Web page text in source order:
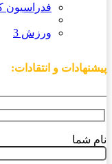
فدراسیون
ورزش 3
پیشنهادات و انتقادات:
نام شما